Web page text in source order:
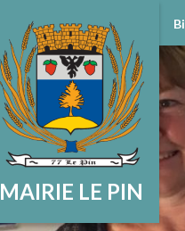
MAIRIE LE PIN